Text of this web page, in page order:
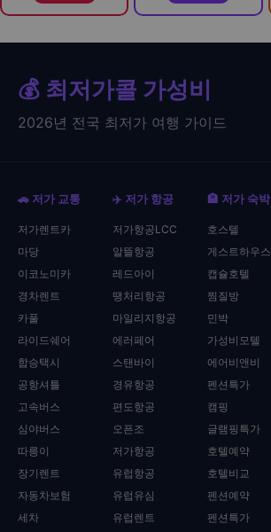
💰 최저가콜 가성비
2026년 전국 최저가 여행 가이드
🚗 저가 교통
저가렌트카
마당
이코노미카
경차렌트
카풀
라이드쉐어
합승택시
공항셔틀
고속버스
심야버스
따릉이
장기렌트
자동차보험
세차
✈️ 저가 항공
저가항공LCC
알뜰항공
레드아이
땡처리항공
마일리지항공
에러페어
스탠바이
경유항공
편도항공
오픈조
저가항공
유럽항공
유럽유심
유럽렌트
🏨 저가 숙박
호스텔
게스트하우스
캡슐호텔
찜질방
민박
가성비모텔
에어비앤비
펜션특가
캠핑
글램핑특가
호텔예약
호텔비교
펜션예약
펜션특가